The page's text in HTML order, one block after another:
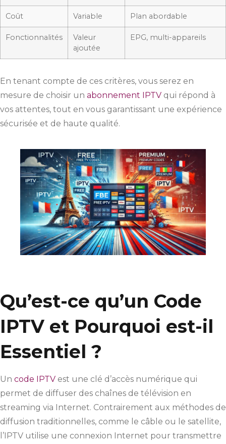
Coût Variable Plan abordable
Fonctionnalités
Valeur
ajoutée
EPG, multi-appareils
En tenant compte de ces critères, vous serez en
mesure de choisir un abonnement IPTV qui répond à
vos attentes, tout en vous garantissant une expérience
sécurisée et de haute qualité.
Qu’est-ce qu’un Code
IPTV et Pourquoi est-il
Essentiel ?
Un code IPTV est une clé d’accès numérique qui
permet de diffuser des chaînes de télévision en
streaming via Internet. Contrairement aux méthodes de
diffusion traditionnelles, comme le câble ou le satellite,
l’IPTV utilise une connexion Internet pour transmettre